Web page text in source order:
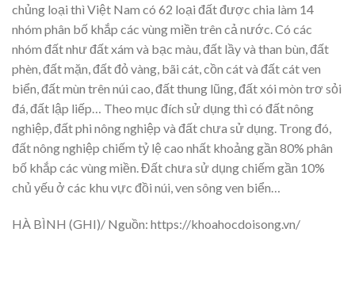
chủng loại thì Việt Nam có 62 loại đất được chia làm 14
nhóm phân bố khắp các vùng miền trên cả nước. Có các
nhóm đất như đất xám và bạc màu, đất lầy và than bùn, đất
phèn, đất mặn, đất đỏ vàng, bãi cát, cồn cát và đất cát ven
biển, đất mùn trên núi cao, đất thung lũng, đất xói mòn trơ sỏi
đá, đất lập liếp… Theo mục đích sử dụng thì có đất nông
nghiệp, đất phi nông nghiệp và đất chưa sử dụng. Trong đó,
đất nông nghiệp chiếm tỷ lệ cao nhất khoảng gần 80% phân
bố khắp các vùng miền. Đất chưa sử dụng chiếm gần 10%
chủ yếu ở các khu vực đồi núi, ven sông ven biển…
HÀ BÌNH (GHI)/ Nguồn: https://khoahocdoisong.vn/